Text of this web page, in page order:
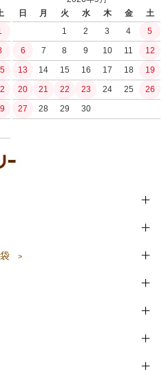
日
月 火 水 木 金
土
1
2 3 4
5
6
7 8 9 10 11
12
13
14 15 16 17 18
19
20
21 22 23 24 25
26
27
28 29 30
。